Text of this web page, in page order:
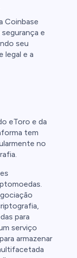
Coinbase
e
seu
legal e a
eToro e da
tem
no
para
serviço
armazenar